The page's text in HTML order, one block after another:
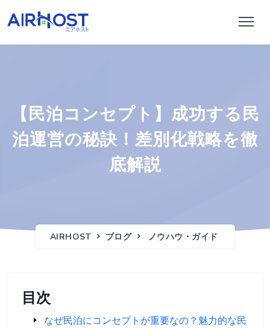
【民泊コンセプト】成功する民
泊運営の秘訣！差別化戦略を徹
底解説
AIRHOST ブログ ノウハウ・ガイド
目次
なぜ民泊にコンセプトが重要なの？魅力的な民